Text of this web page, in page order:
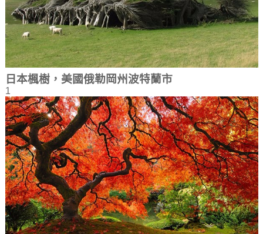
日本楓樹，美國俄勒岡州波特蘭市
1